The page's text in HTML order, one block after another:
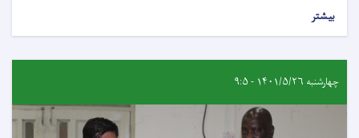
بیشتر
چهارشنبه ۱۴۰۱/۵/۲۶ - ۹:۵